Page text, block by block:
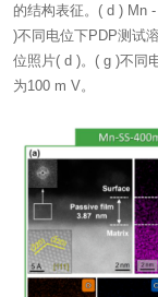
的结构表征。( d ) Mn
)不同电位下PDP测试
位照片( d )。( g )不同
为100 m V。